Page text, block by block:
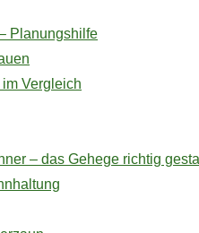
Planungshilfe
Vergleich
– das Gehege richtig
7. August 2026 um 23:33 .